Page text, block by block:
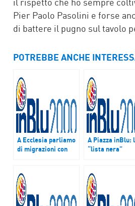
Pier Paolo Pasolini e forse
di battere il pugno sul tavolo
POTREBBE ANCHE
A Ecclesia parliamo
di migrazioni con
del Papa in Africa
A Piazza inBlu:
“lista nera”